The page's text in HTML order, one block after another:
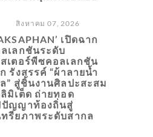
สิงหาคม 07, 2026
เปิดฉาก
เลกชันระดับ
เตอร์พีซคอลเลกชัน
รังสรรค์ “ผ้าลายน้ำ
” สู่ชิ้นงานศิลปะสะสม
มิเต็ด ถ่ายทอด
ญญาท้องถิ่นสู่
รียภาพระดับสากล